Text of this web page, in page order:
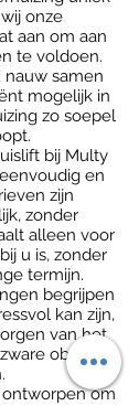
onze
aan om aan
te voldoen.
nauw samen
mogelijk in
zo soepel
bij Multy
en
zijn
zonder
alleen voor
u is, zonder
termijn.
begrijpen
kan zijn,
van het
objecten
om